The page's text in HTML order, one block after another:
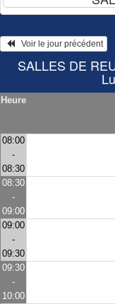
   Voir le jour précédent
SALLES DE
Heure
08:00
-
08:30
08:30
-
09:00
09:00
-
09:30
09:30
-
10:00